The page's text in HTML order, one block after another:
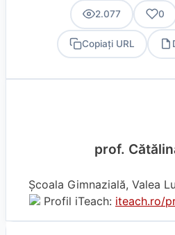
2.077 0
Copiați URL
prof.
Școala Gimnazială, Valea
Profil iTeach: iteach.ro/